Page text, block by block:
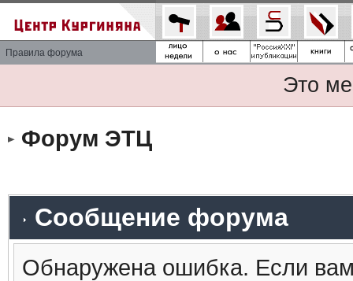
Правила форума
Это
Форум ЭТЦ
Сообщение форума
Обнаружена ошибка. Если